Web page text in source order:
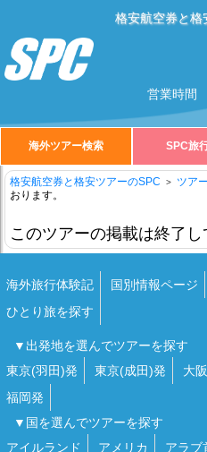
格安航空券と格
営業時間
海外ツアー検索 SPC旅
格安航空券と格安ツアーのSPC ツア
おります。
このツアーの掲載は終了
海外旅行体験記 国別情報ページ
ひとり旅を探す
▼出発地を選んでツアーを探す
東京(羽田)発
東京(成田)発 大
福岡発
▼国を選んでツアーを探す
アイルランド
アメリカ アラブ